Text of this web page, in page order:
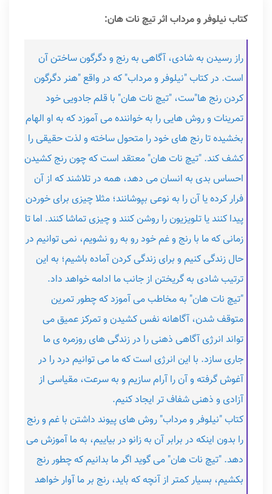
کتاب نیلوفر و مرداب اثر تیچ نات هان:
راز رسیدن به شادی، آگاهی به رنج و دگرگون ساختن آن
است. در کتاب "نیلوفر و مرداب" که در واقع "هنر دگرگون
کردن رنج ها"ست، "تیچ نات هان" با قلم جادویی خود
تمرینات و روش هایی را به خواننده می آموزد که به او الهام
بخشیده تا رنج های خود را متحول ساخته و لذت حقیقی را
کشف کند. "تیچ نات هان" معتقد است که چون رنج کشیدن
احساس بدی به انسان می دهد، همه در تلاشند که از آن
فرار کرده یا آن را به نوعی بپوشانند؛ مثلا چیزی برای خوردن
پیدا کنند یا تلویزیون را روشن کنند و چیزی تماشا کنند. اما تا
زمانی که ما با رنج و غم خود رو به رو نشویم، نمی توانیم در
حال زندگی کنیم و برای زندگی کردن آماده باشیم؛ به این
ترتیب شادی به گریختن از جانب ما ادامه خواهد داد.
"تیچ نات هان" به مخاطب می آموزد که چطور تمرین
متوقف شدن، آگاهانه نفس کشیدن و تمرکز عمیق می
تواند انرژی آگاهی ذهنی را در زندگی های روزمره ی ما
جاری سازد. با این انرژی است که ما می توانیم درد را در
آغوش گرفته و آن را آرام سازیم و به سرعت، مقیاسی از
آزادی و ذهنی شفاف تر ایجاد کنیم.
کتاب "نیلوفر و مرداب" روش های پیوند داشتن با غم و رنج
را بدون اینکه در برابر آن به زانو در بیاییم، به ما آموزش می
دهد. "تیچ نات هان" می گوید اگر ما بدانیم که چطور رنج
بکشیم، بسیار کمتر از آنچه که باید، رنج بر ما آوار خواهد